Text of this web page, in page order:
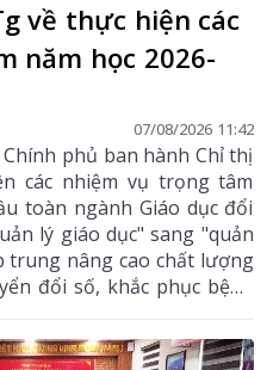
về thực hiện các
năm học 2026-
07/08/2026 11:42
phủ ban hành Chỉ thị
các nhiệm vụ trọng tâm
toàn ngành Giáo dục đổi
lý giáo dục" sang "quản
nâng cao chất lượng
đổi số, khắc phục bệnh
viên, trường lớp, cơ sở
trường giáo dục an toàn,